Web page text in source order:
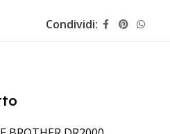
Condividi: